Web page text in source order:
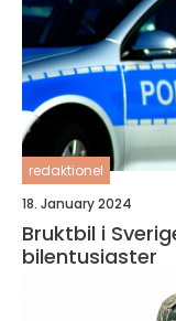
redaktionel
18. January 2024
Bruktbil i
bilentusiaster